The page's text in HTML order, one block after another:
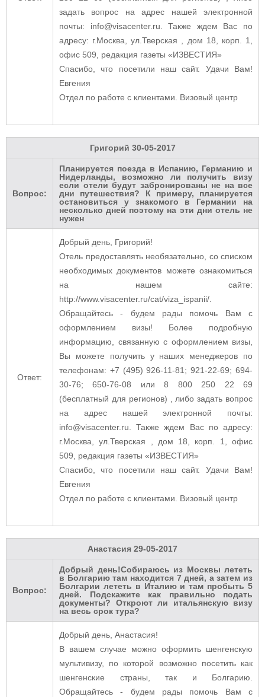
задать вопрос на адрес нашей электронной
почты: info@visacenter.ru. Также ждем Вас по
адресу: г.Москва, ул.Тверская , дом 18, корп. 1,
офис 509, редакция газеты «ИЗВЕСТИЯ»
Спасибо, что посетили наш сайт. Удачи Вам!
Евгения
Отдел по работе с клиентами. Визовый центр
Григорий 30-05-2017
Вопрос:
Планируется поезда в Испанию, Германию и
Нидерланды, возможно ли получить визу
если отели будут забронированы не на все
дни путешествия? К примеру, планируется
остановиться у знакомого в Германии на
несколько дней поэтому на эти дни отель не
нужен
Ответ:
Добрый день, Григорий!
Отель предоставлять необязательно, со списком
необходимых документов можете ознакомиться
на нашем сайте:
http://www.visacenter.ru/cat/viza_ispanii/.
Обращайтесь - будем рады помочь Вам с
оформлением визы! Более подробную
информацию, связанную с оформлением визы,
Вы можете получить у наших менеджеров по
телефонам: +7 (495) 926-11-81; 921-22-69; 694-
30-76; 650-76-08 или 8 800 250 22 69
(бесплатный для регионов) , либо задать вопрос
на адрес нашей электронной почты:
info@visacenter.ru. Также ждем Вас по адресу:
г.Москва, ул.Тверская , дом 18, корп. 1, офис
509, редакция газеты «ИЗВЕСТИЯ»
Спасибо, что посетили наш сайт. Удачи Вам!
Евгения
Отдел по работе с клиентами. Визовый центр
Анастасия 29-05-2017
Вопрос:
Добрый день!Собираюсь из Москвы лететь
в Болгарию там находится 7 дней, а затем из
Болгарии лететь в Италию и там пробыть 5
дней. Подскажите как правильно подать
документы? Откроют ли итальянскую визу
на весь срок тура?
Добрый день, Анастасия!
В вашем случае можно оформить шенгенскую
мультивизу, по которой возможно посетить как
шенгенские страны, так и Болгарию.
Обращайтесь - будем рады помочь Вам с